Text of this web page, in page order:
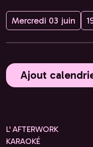
Mercredi 03 juin
Ajout
L' AFTERWORK
KARAOKÉ